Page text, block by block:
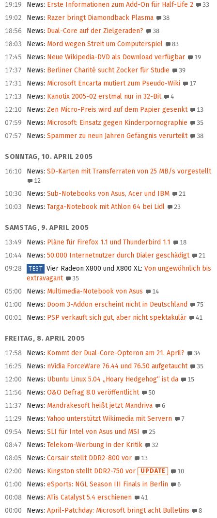
19:19 News: Erste Informationen zum Add-On für Half-Life 2 33
19:02 News: Razer bringt Diamondback Plasma 38
18:56 News: Dual-Core auf der Zielgeraden? 38
18:03 News: Mord wegen Streit um Computerspiel 83
17:45 News: Neue Wikipedia-DVD als Download verfügbar 19
17:37 News: Berliner Charité sucht Zocker für Studie 39
17:31 News: Microsoft Encarta mutiert zum Pseudo-Wiki 17
17:13 News: Kanotix 2005-02 erstmal nur in 32-Bit 4
12:10 News: Zen Micro-Preis wird auf dem Papier gesenkt 13
07:59 News: Microsoft: Einsatz gegen Kinderpornographie 35
07:57 News: Spammer zu neun Jahren Gefängnis verurteilt 38
SONNTAG, 10. APRIL 2005
16:10
News: SD-Karten mit Transferraten von 25 MB/s vorgestellt
12
10:30 News: Sub-Notebooks von Asus, Acer und IBM 21
10:03 News: Targa-Notebook mit Athlon 64 bei Lidl 23
SAMSTAG, 9. APRIL 2005
13:49
News: Pläne für Firefox 1.1 und Thunderbird 1.1 18
10:44 News: 50.000 Internetnutzer durch Dialer geschädigt 21
09:28 TEST Vier Radeon X800 und X800 XL: Von ungewöhnlich bis
extravagant
35
05:00 News: Multimedia-Notebook von Asus 14
01:00 News: Doom 3-Addon erscheint nicht in Deutschland 75
00:01 News: PSP verkauft sich gut, aber nicht spektakulär 41
FREITAG, 8. APRIL 2005
17:58
News: Kommt der Dual-Core-Opteron am 21. April? 34
16:25 News: nVidia ForceWare 76.44 und 76.50 aufgetaucht 35
12:00 News: Ubuntu Linux 5.04 „Hoary Hedgehog“ ist da 15
11:56 News: O&O Defrag 8.0 veröffentlicht 50
11:37 News: Mandrakesoft heißt jetzt Mandriva 6
11:29 News: Yahoo unterstützt Wikimedia mit Servern 7
09:54 News: SLI für Intel von Asus und MSI 25
08:47 News: Telekom-Werbung in der Kritik 32
08:05 News: Corsair stellt DDR2-800 vor 13
02:00 News: Kingston stellt DDR2-750 vor UPDATE 10
01:00 News: eSports: NGL Season III Finals in Berlin 6
00:08 News: ATis Catalyst 5.4 erschienen 41
00:00 News: April-Patchday: Microsoft bringt acht Bulletins 8